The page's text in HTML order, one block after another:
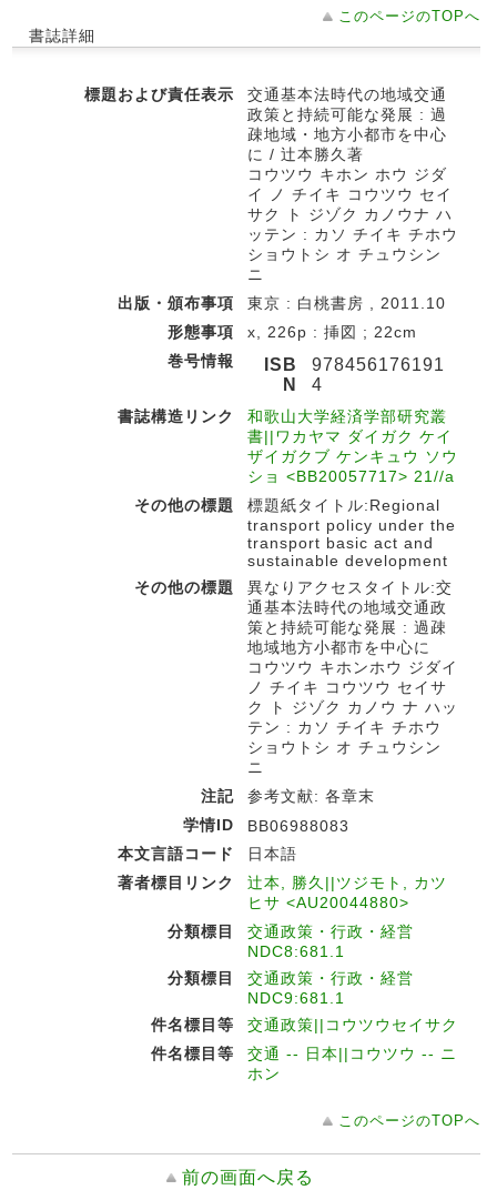
このページのTOPへ
書誌詳細
標題および責任表示
交通基本法時代の地域交通
政策と持続可能な発展 : 過
疎地域・地方小都市を中心
に / 辻本勝久著
コウツウ キホン ホウ ジダ
イ ノ チイキ コウツウ セイ
サク ト ジゾク カノウナ ハ
ッテン : カソ チイキ チホウ
ショウトシ オ チュウシン
ニ
出版・頒布事項
東京 : 白桃書房 , 2011.10
形態事項
x, 226p : 挿図 ; 22cm
巻号情報
ISB
N
978456176191
4
書誌構造リンク
和歌山大学経済学部研究叢
書||ワカヤマ ダイガク ケイ
ザイガクブ ケンキュウ ソウ
ショ <BB20057717> 21//a
その他の標題
標題紙タイトル:Regional
transport policy under the
transport basic act and
sustainable development
その他の標題
異なりアクセスタイトル:交
通基本法時代の地域交通政
策と持続可能な発展 : 過疎
地域地方小都市を中心に
コウツウ キホンホウ ジダイ
ノ チイキ コウツウ セイサ
ク ト ジゾク カノウ ナ ハッ
テン : カソ チイキ チホウ
ショウトシ オ チュウシン
ニ
注記
参考文献: 各章末
学情ID
BB06988083
本文言語コード
日本語
著者標目リンク
辻本, 勝久||ツジモト, カツ
ヒサ <AU20044880>
分類標目
交通政策・行政・経営
NDC8:681.1
分類標目
交通政策・行政・経営
NDC9:681.1
件名標目等
交通政策||コウツウセイサク
件名標目等
交通 -- 日本||コウツウ -- ニ
ホン
このページのTOPへ
前の画面へ戻る